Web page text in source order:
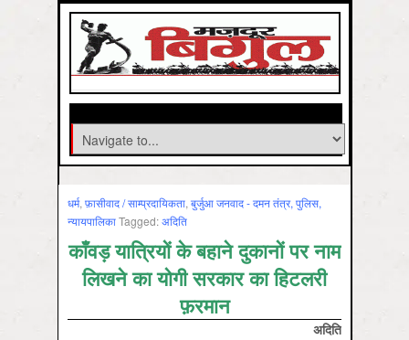
धर्म, फ़ासीवाद / साम्‍प्रदायिकता, बुर्जुआ जनवाद - दमन तंत्र, पुलिस,
न्‍यायपालिकाTagged:अदिति
काँवड़ यात्रियों के बहाने दुकानों पर नाम
लिखने का योगी सरकार का हिटलरी
फ़रमान
अदिति